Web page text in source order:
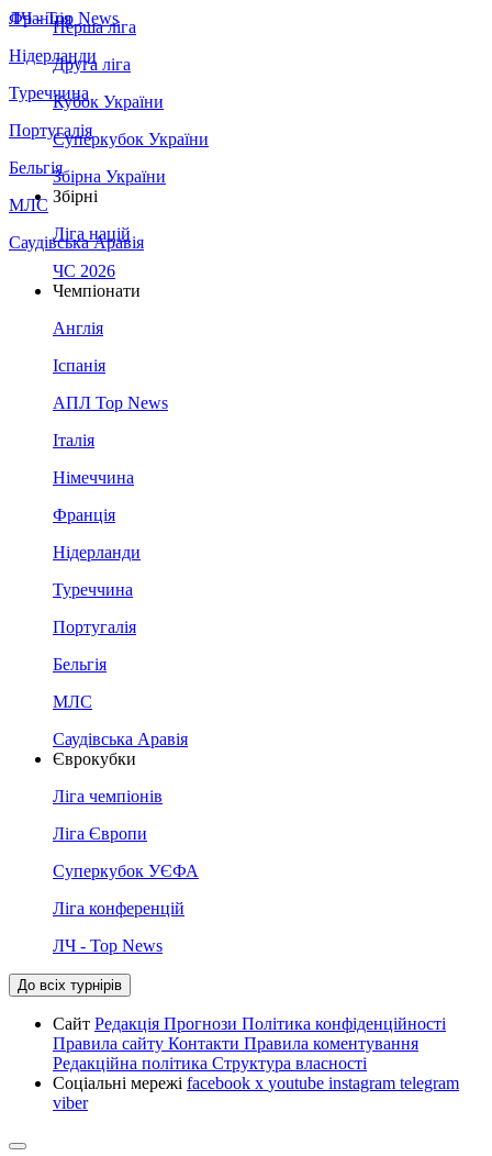
Франція
Нідерланди
Туреччина
Португалія
Бельгія
МЛС
Саудівська Аравія
ЛЧ - Top News
Перша ліга
Друга ліга
Кубок України
Суперкубок України
Збірна України
Збірні
Ліга націй
ЧС 2026
Чемпіонати
Англія
Іспанія
АПЛ Top News
Італія
Німеччина
Франція
Нідерланди
Туреччина
Португалія
Бельгія
МЛС
Саудівська Аравія
Єврокубки
Ліга чемпіонів
Ліга Європи
Суперкубок УЄФА
Ліга конференцій
ЛЧ - Top News
До всіх турнірів
Сайт Редакція Прогнози Політика конфіденційності
Правила сайту Контакти Правила коментування
Редакційна політика Структура власності
Соціальні мережі facebook x youtube instagram telegram
viber